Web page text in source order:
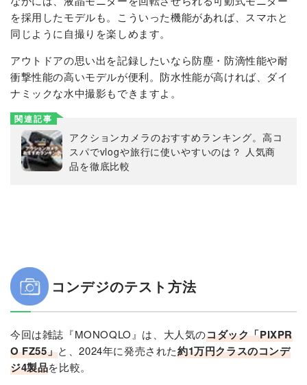
を採用したモデルも。こういった機能があれば、スマホと
同じように自撮りを楽しめます。
アウトドアの思い出を記録したいなら防塵・防滴性能や耐
衝撃性能の高いモデルが便利。防水性能が高ければ、ダイ
ナミックな水中撮影もできますよ。
関連記事
アクションカメラのおすすめランキング。高コ
スパでvlogや旅行に使いやすいのは？ 人気商
品を徹底比較
コンデジのテスト方法
今回は雑誌『MONOQLO』は、大人気のコダック「PIXPR
O FZ55」と、2024年に発売された約1万円クラスのコンデ
ジ4製品を比較。